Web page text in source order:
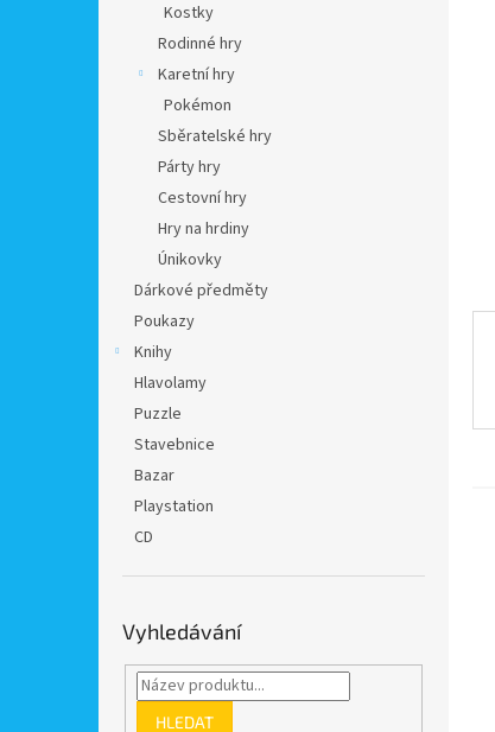
Kostky
Rodinné hry
Karetní hry
Pokémon
Sběratelské hry
Párty hry
Cestovní hry
Hry na hrdiny
Únikovky
Dárkové předměty
Poukazy
Knihy
Hlavolamy
Puzzle
Stavebnice
Bazar
Playstation
CD
Vyhledávání
HLEDAT